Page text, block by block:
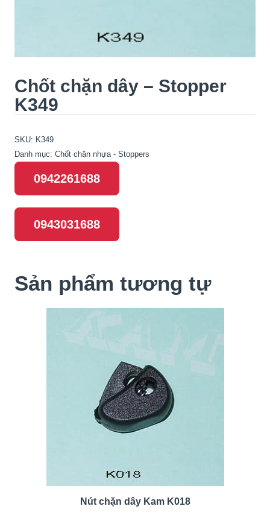
Chốt chặn dây – Stopper
K349
SKU: K349
Danh mục: Chốt chặn nhựa - Stoppers
0942261688
0943031688
Sản phẩm tương tự
Nút chặn dây Kam K018